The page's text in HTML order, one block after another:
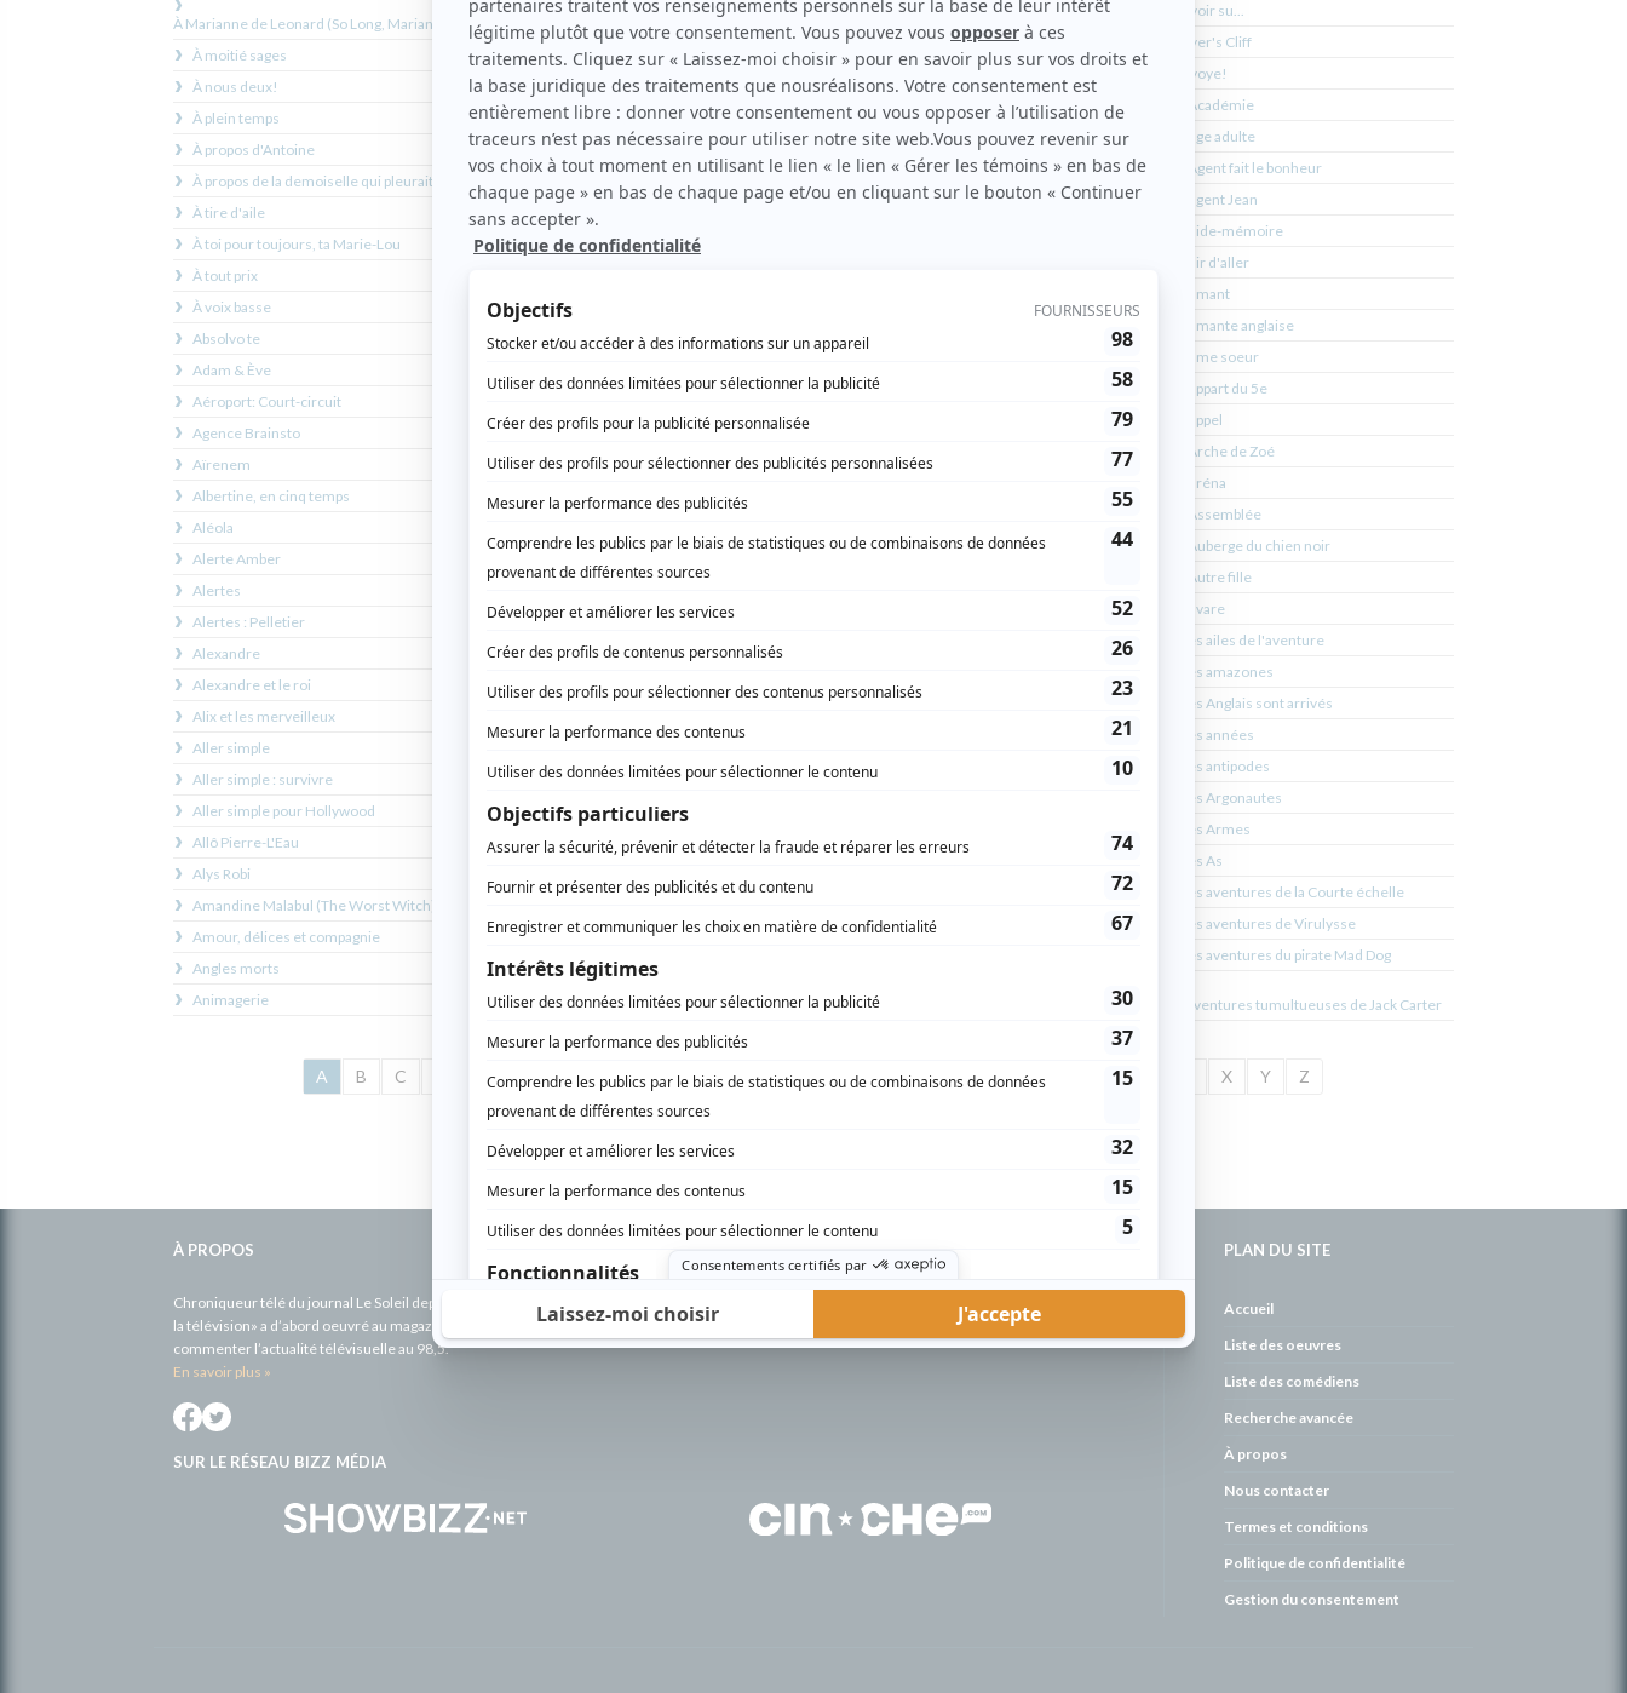
À Marianne de Leonard (So Long, Marianne)
À moitié sages
À nous deux!
À plein temps
À propos d'Antoine
À propos de la demoiselle qui pleurait
À tire d'aile
À toi pour toujours, ta Marie-Lou
À tout prix
À voix basse
Absolvo te
Adam & Ève
Aéroport: Court-circuit
Agence Brainsto
Aïrenem
Albertine, en cinq temps
Aléola
Alerte Amber
Alertes
Alertes : Pelletier
Alexandre
Alexandre et le roi
Alix et les merveilleux
Aller simple
Aller simple : survivre
Aller simple pour Hollywood
Allô Pierre-L'Eau
Alys Robi
Amandine Malabul (The Worst Witch)
Amour, délices et compagnie
Angles morts
Animagerie
Archibald
Ari Cui Cui
Arioso
Arsène Lupin
Asbestos
Atout... meurtre
Au Chenal du Moine
Au jour le jour
Au milieu de la course de notre vie
Au prochain crime... j'espère!
Au retour des oies blanches
Audrey est revenue
Aux yeux du présent: Adélard Godbout et les
accords fiscaux de 1942
Aux yeux du présent: Camilien Houde
Aux yeux du présent: Dieppe
Aux yeux du présent: filière no 1: la bombe
Aux yeux du présent: le clergé canadien
Aux yeux du présent: le rapport Durham
Aux yeux du présent: le traité de Paris
Aux yeux du présent: Mussolini ou
Aux yeux du présent: Néron et la persécution
des chrétiens
Avec un grand A: Femme cherche hommes
Avec un grand A: Francine et Julien
Avec un grand A: Françoise et Pierre et
Céline
Avec un grand A: Gisèle et Marc
Avec un grand A: Hélène et Alexis
Avec un grand A: L'amour et la différence
Avec un grand A: L'amour global
Avec un grand A: L'amour interdit
Avec un grand A: L'enfer de l'âge d'or
Avec un grand A: La cigogne
Avec un grand A: Lise, Pierre et Marcel
Avec un grand A: Marie, Martine, Martin
Avoir su...
Ayer's Cliff
Ayoye!
L'Académie
L'âge adulte
L'Agent fait le bonheur
L'agent Jean
L'aide-mémoire
L'air d'aller
L'amant
L'amante anglaise
L'âme soeur
L'appart du 5e
L'appel
L'Arche de Zoé
L'aréna
L'Assemblée
L'Auberge du chien noir
L'Autre fille
L'avare
Les ailes de l'aventure
Les amazones
Les Anglais sont arrivés
Les années
Les antipodes
Les Argonautes
Les Armes
Les As
Les aventures de la Courte échelle
Les aventures de Virulysse
Les aventures du pirate Mad Dog
Les aventures tumultueuses de Jack Carter
A B C F G H I J K L M N O P Q R S X Y Z
À PROPOS
Chroniqueur télé du journal Le Soleil depuis 2001, Richard Therrien carbure à son petit écran. Celui qu’on surnomme parfois «l’encyclopédie de
la télévision» a d’abord oeuvré au magazine TV Hebdo de 1996 à 2001. Sa spécialité: la télé québécoise. On peut l’entendre régulièrement
commenter l’actualité télévisuelle au 98,5.
En savoir plus »
SUR LE RÉSEAU BIZZ MÉDIA
PLAN DU SITE
Accueil
Liste des oeuvres
Liste des comédiens
Recherche avancée
À propos
Nous contacter
Termes et conditions
Politique de confidentialité
Gestion du consentement